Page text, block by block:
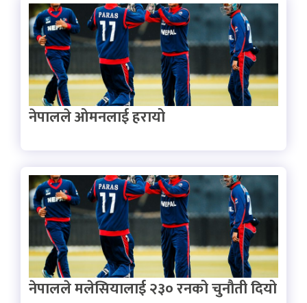
नेपालले ओमनलाई हरायो
नेपालले मलेसियालाई २३० रनको चुनौती दियो